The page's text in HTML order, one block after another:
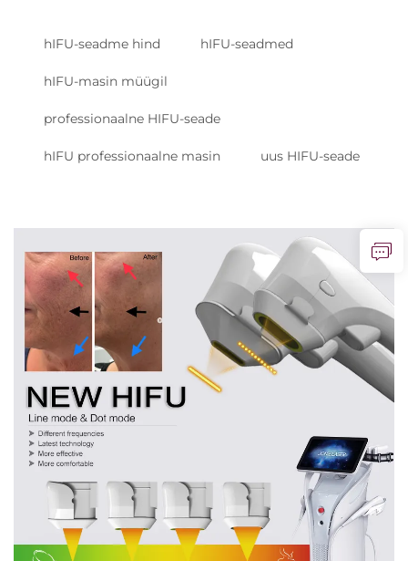
hIFU-seadme hind hIFU-seadmed
hIFU-masin müügil
professionaalne HIFU-seade
hIFU professionaalne masin uus HIFU-seade